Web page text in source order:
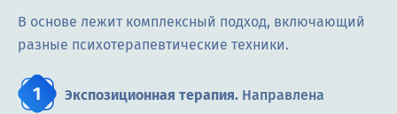
В основе лежит комплексный подход, включающий
разные психотерапевтические техники.
Экспозиционная терапия. Направлена